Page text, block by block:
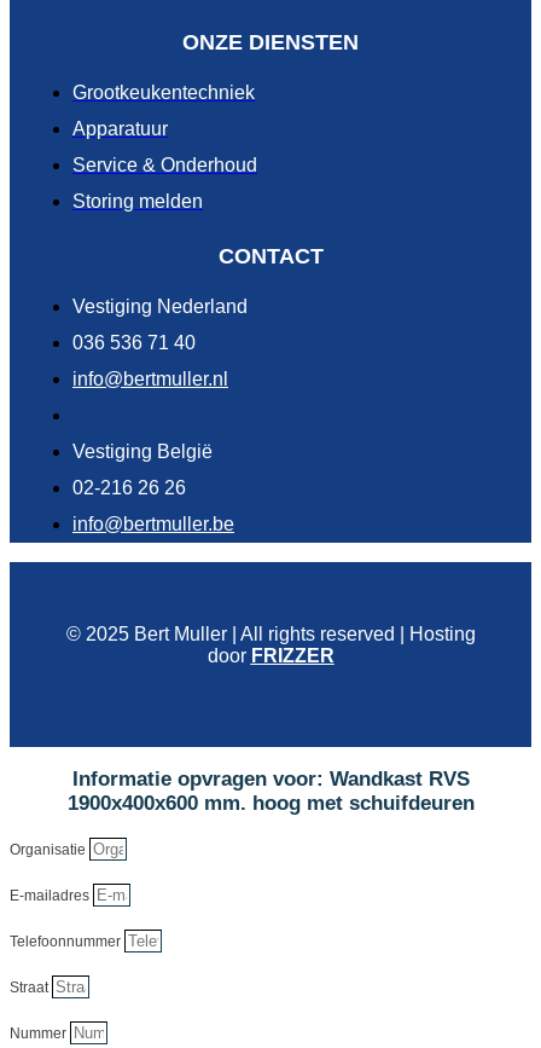
ONZE DIENSTEN
Grootkeukentechniek
Apparatuur
Service & Onderhoud
Storing melden
CONTACT
Vestiging Nederland
036 536 71 40
info@bertmuller.nl
Vestiging België
02-216 26 26
info@bertmuller.be
© 2025 Bert Muller | All rights reserved | Hosting
door FRIZZER
Informatie opvragen voor: Wandkast RVS
1900x400x600 mm. hoog met schuifdeuren
Organisatie
E-mailadres
Telefoonnummer
Straat
Nummer